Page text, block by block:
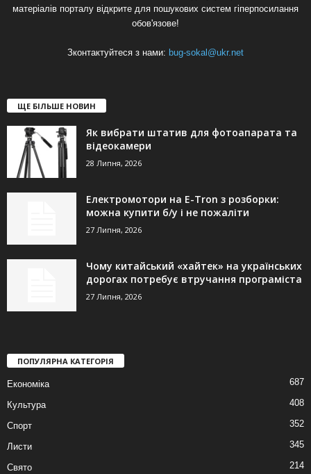
матеріалів порталу відкрите для пошукових систем гіперпосилання
обов'язове!
Зконтактуйтеся з нами: bug-sokal@ukr.net
ЩЕ БІЛЬШЕ НОВИН
Як вибрати штатив для фотоапарата та
відеокамери
28 Липня, 2026
Електромотори на E-Tron з розборки:
можна купити б/у і не пожаліти
27 Липня, 2026
Чому китайський «хайтек» на українських
дорогах потребує втручання програміста
27 Липня, 2026
ПОПУЛЯРНА КАТЕГОРІЯ
Економіка 687
Культура 408
Спорт 352
Листи 345
Свято 214